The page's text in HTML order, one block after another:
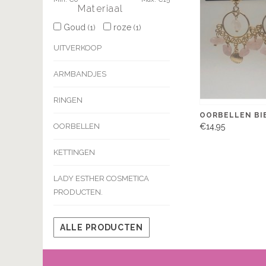
Materiaal
Goud (1) roze (1)
UITVERKOOP
ARMBANDJES
RINGEN
OORBELLEN
KETTINGEN
LADY ESTHER COSMETICA
PRODUCTEN.
ALLE PRODUCTEN
OORBELLEN
€14,95